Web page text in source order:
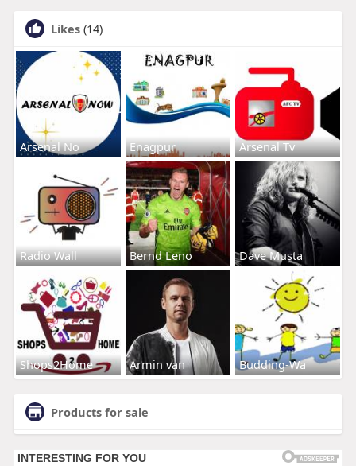
Likes (14)
Arsenal No Enagpur Arsenal Tv
Radio Wall Bernd Leno Dave Musta
Shops2Home Armin van Budding-Wa
Products for sale